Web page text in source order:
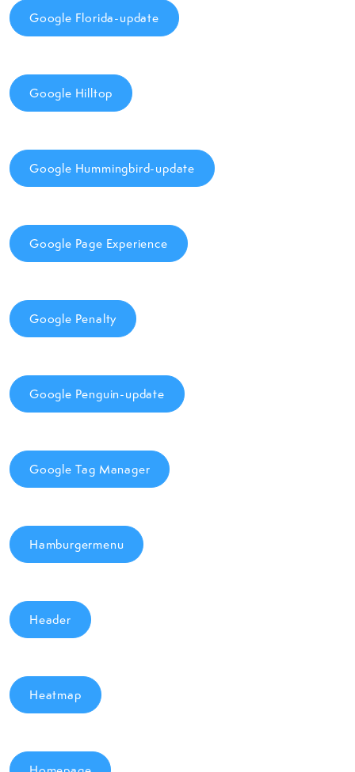
Google Florida-update
Google Hilltop
Google Hummingbird-update
Google Page Experience
Google Penalty
Google Penguin-update
Google Tag Manager
Hamburgermenu
Header
Heatmap